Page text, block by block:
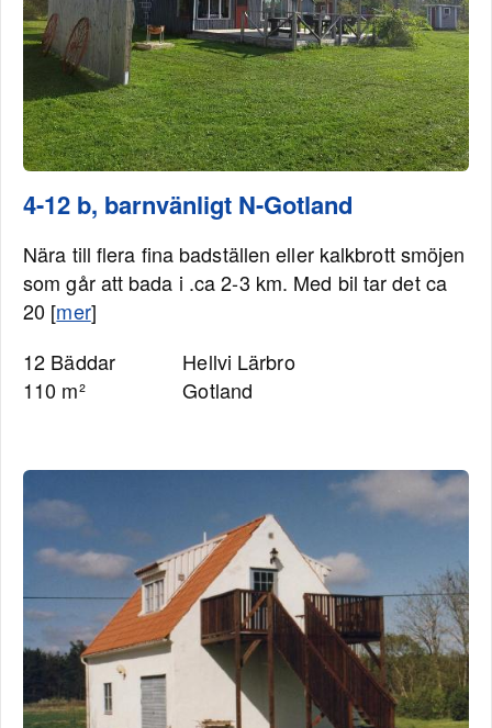
4-12 b, barnvänligt N-Gotland
Nära till flera fina badställen eller kalkbrott smöjen
som går att bada i .ca 2-3 km. Med bil tar det ca
20 [mer]
12 Bäddar
110 m²
Hellvi Lärbro
Gotland